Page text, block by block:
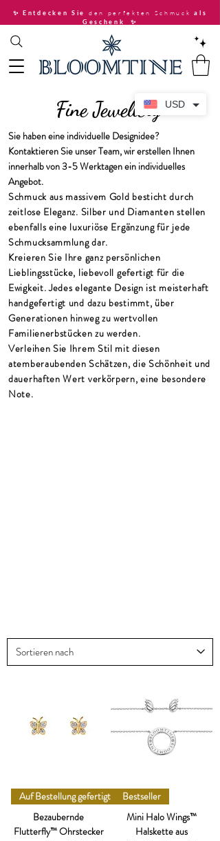
✨ Entdecken Sie den perfekten Schmuckals
Geschenk
✨
Fine Jewellery
Sie haben eine individuelle Designidee?
Kontaktieren Sie unser Team, wir erstellen Ihnen
innerhalb von 3-5 Werktagen ein individuelles
Angebot.
Schmuck aus massivem Gold besticht durch
zeitlose Eleganz. Silber und Diamanten stellen
ebenfalls eine luxuriöse Ergänzung für jede
Schmucksammlung dar.
Kreieren Sie Ihre ganz persönlichen
Lieblingsstücke, liebevoll gefertigt für die
Ewigkeit. Jedes elegante Design ist meisterhaft
handgefertigt und dazu bestimmt, über
Generationen hinweg zu wertvollen
Familienerbstücken zu werden.
Verleihen Sie Ihrem Stil mit diesen
atemberaubenden Schätzen, die Schönheit und
dauerhaften Wert verkörpern, eine besondere
Note.
Auf Bestellung gefertigt
Bezaubernde
Flutterfly™ Ohrstecker
Bestseller
Mini Halo Wings™
Halskette aus
USD